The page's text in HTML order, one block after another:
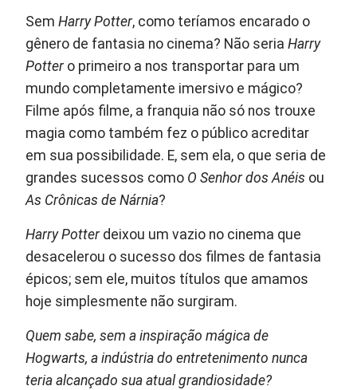
SemHarry Potter, como teríamos encarado o
gênero de fantasia no cinema? Não seriaHarry
Pottero primeiro a nos transportar para um
mundo completamente imersivo e mágico?
Filme após filme, a franquia não só nos trouxe
magia como também fez o público acreditar
em sua possibilidade. E, sem ela, o que seria de
grandes sucessos como O Senhor dos Anéis ou
As Crônicas de Nárnia?
Harry Potterdeixou um vazio no cinema que
desacelerou o sucesso dos filmes de fantasia
épicos; sem ele, muitos títulos que amamos
hoje simplesmente não surgiram.
Quem sabe, sem a inspiração mágica de
Hogwarts, a indústria do entretenimento nunca
teria alcançado sua atual grandiosidade?